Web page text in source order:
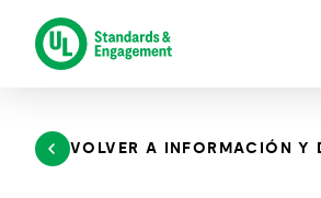
contenido
VOLVER A INFORMACIÓN Y